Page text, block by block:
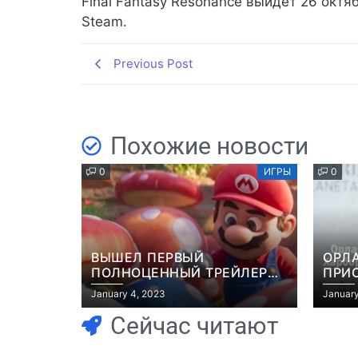
Steam.
Previous Post
Похожие новости
0 ИГРЫ
ВЫШЕЛ ПЕРВЫЙ
ПОЛНОЦЕННЫЙ ТРЕЙЛЕР
МУЛЬТФИЛЬМА “МАРИО”
January 4, 2023
0
Сейчас читают